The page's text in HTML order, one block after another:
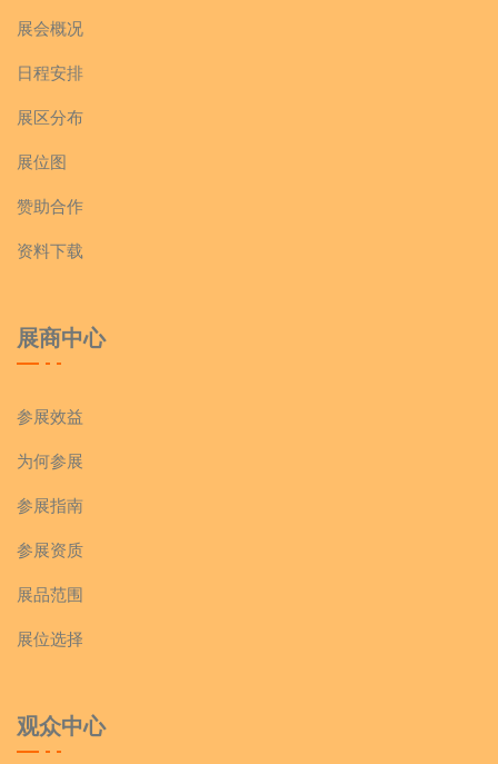
展会概况
日程安排
展区分布
展位图
赞助合作
资料下载
展商中心
参展效益
为何参展
参展指南
参展资质
展品范围
展位选择
观众中心